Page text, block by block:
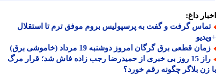
داغ:
گرفت و گفت به پرسپولیس بروم موفق ترم تا استقلال
قطعی برق گرگان امروز دوشنبه 19 مرداد (خاموشی برق)
راز 15 روز بی خبری از حمیدرضا رجب زاده فاش شد؛ قرار مرگ
زن بلاگر چگونه رقم خورد؟